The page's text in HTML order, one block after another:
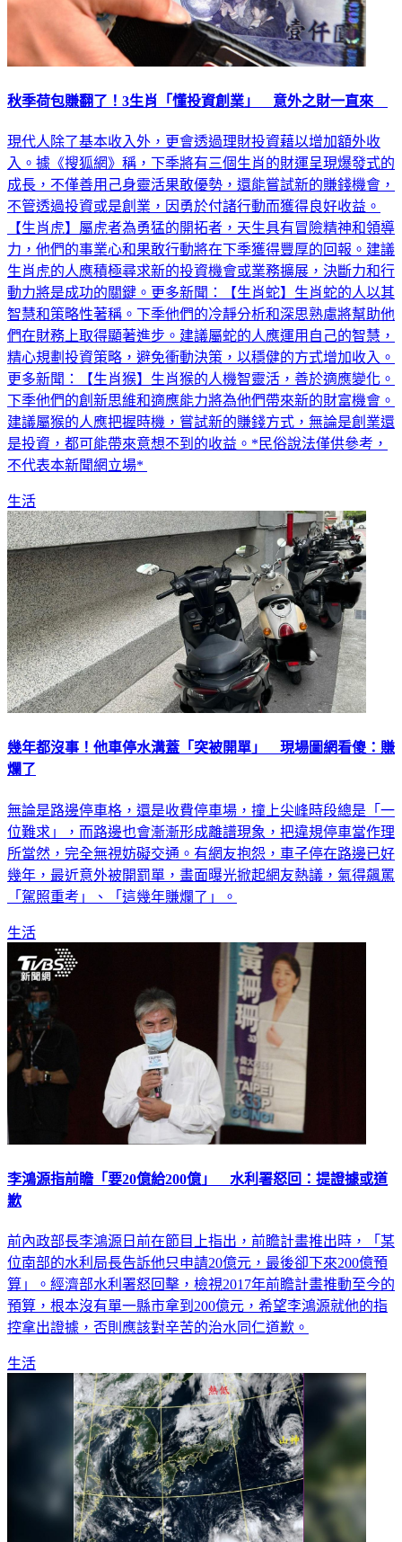
秋季荷包賺翻了！3生肖「懂投資創業」 意外之財一直來
現代人除了基本收入外，更會透過理財投資藉以增加額外收
入。據《搜狐網》稱，下季將有三個生肖的財運呈現爆發式的
成長，不僅善用己身靈活果敢優勢，還能嘗試新的賺錢機會，
不管透過投資或是創業，因勇於付諸行動而獲得良好收益。
【生肖虎】屬虎者為勇猛的開拓者，天生具有冒險精神和領導
力，他們的事業心和果敢行動將在下季獲得豐厚的回報。建議
生肖虎的人應積極尋求新的投資機會或業務擴展，決斷力和行
動力將是成功的關鍵。更多新聞：【生肖蛇】生肖蛇的人以其
智慧和策略性著稱。下季他們的冷靜分析和深思熟慮將幫助他
們在財務上取得顯著進步。建議屬蛇的人應運用自己的智慧，
精心規劃投資策略，避免衝動決策，以穩健的方式增加收入。
更多新聞：【生肖猴】生肖猴的人機智靈活，善於適應變化。
下季他們的創新思維和適應能力將為他們帶來新的財富機會。
建議屬猴的人應把握時機，嘗試新的賺錢方式，無論是創業還
是投資，都可能帶來意想不到的收益。*民俗說法僅供參考，
不代表本新聞網立場*
生活
幾年都沒事！他車停水溝蓋「突被開單」 現場圖網看傻：賺
爛了
無論是路邊停車格，還是收費停車場，撞上尖峰時段總是「一
位難求」，而路邊也會漸漸形成離譜現象，把違規停車當作理
所當然，完全無視妨礙交通。有網友抱怨，車子停在路邊已好
幾年，最近意外被開罰單，畫面曝光掀起網友熱議，氣得飆罵
「駕照重考」、「這幾年賺爛了」。
生活
李鴻源指前瞻「要20億給200億」 水利署怒回：提證據或道
歉
前內政部長李鴻源日前在節目上指出，前瞻計畫推出時，「某
位南部的水利局長告訴他只申請20億元，最後卻下來200億預
算」。經濟部水利署怒回擊，檢視2017年前瞻計畫推動至今的
預算，根本沒有單一縣市拿到200億元，希望李鴻源就他的指
控拿出證據，否則應該對辛苦的治水同仁道歉。
生活